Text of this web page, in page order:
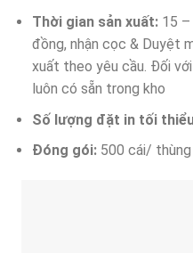
Thời gian sản xuất:15 –
đồng, nhận cọc & Duyệt
xuất theo yêu cầu. Đối
luôn có sẵn trong kho
Số lượng đặt in tối
Đóng gói:500 cái/ thùng